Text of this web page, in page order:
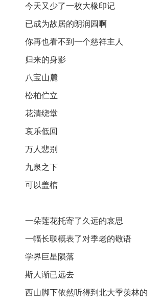
今天又少了一枚大椽印记
已成为故居的朗润园啊
你再也看不到一个慈祥主人
归来的身影
八宝山麓
松柏伫立
花清绕堂
哀乐低回
万人悲别
九泉之下
可以盖棺
一朵莲花托寄了久远的哀思
一幅长联概表了对季老的敬语
学界巨星陨落
斯人渐已远去
西山脚下依然听得到北大季羡林的